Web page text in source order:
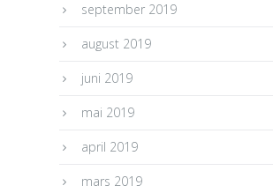
september 2019
august 2019
juni 2019
mai 2019
april 2019
mars 2019